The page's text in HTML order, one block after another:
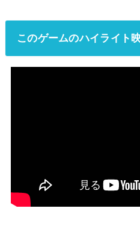
このゲームのハイライト